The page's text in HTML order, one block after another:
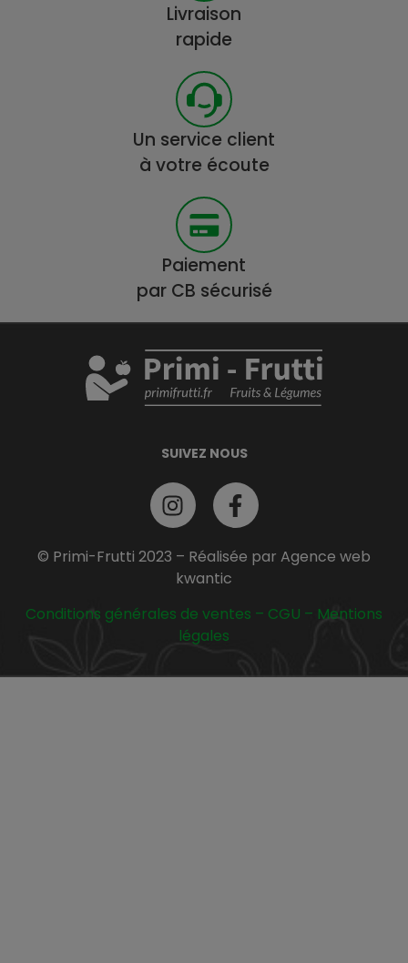
Livraison
rapide
Un service client
à votre écoute
Paiement
par CB sécurisé
SUIVEZ NOUS
© Primi-Frutti 2023 – Réalisée par Agence web
kwantic
Conditions générales de ventes – CGU – Mentions
légales